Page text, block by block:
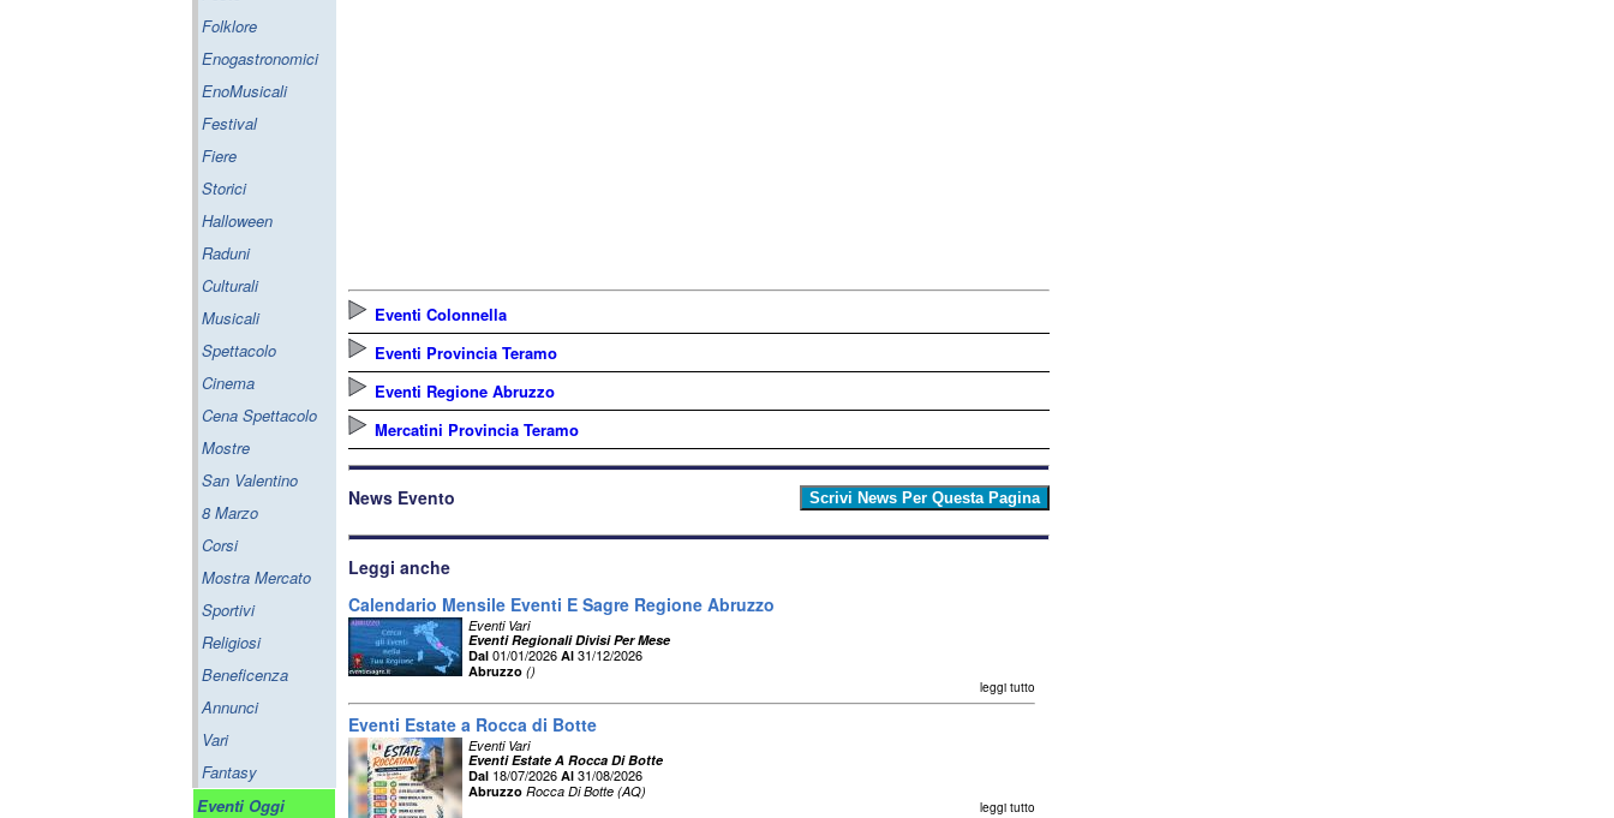
Folklore
Enogastronomici
EnoMusicali
Festival
Fiere
Storici
Halloween
Raduni
Culturali
Musicali
Spettacolo
Cinema
Cena Spettacolo
Mostre
San Valentino
8 Marzo
Corsi
Mostra Mercato
Sportivi
Religiosi
Beneficenza
Annunci
Vari
Fantasy
Eventi Oggi
Eventi Colonnella
Eventi Provincia Teramo
Eventi Regione Abruzzo
Mercatini Provincia Teramo
News Evento
Leggi anche
Calendario Mensile Eventi E Sagre Regione Abruzzo
Eventi Vari
Eventi Regionali Divisi Per Mese
Dal 01/01/2026 Al 31/12/2026
Abruzzo ()
leggi tutto
Eventi Estate a Rocca di Botte
Eventi Vari
Eventi Estate A Rocca Di Botte
Dal 18/07/2026 Al 31/08/2026
Abruzzo Rocca Di Botte (AQ)
leggi tutto